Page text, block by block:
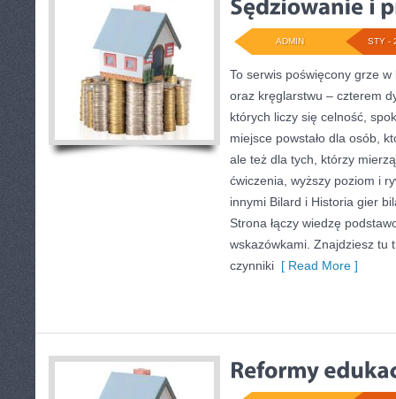
STY -
ADMIN
To serwis poświęcony grze
oraz kręglarstwu – czterem
których liczy się celność,
miejsce powstało dla osób,
ale też dla tych, którzy
ćwiczenia, wyższy poziom i
innymi Bilard i Historia gier
Strona łączy wiedzę
wskazówkami. Znajdziesz tu
czynniki [ Read More ]